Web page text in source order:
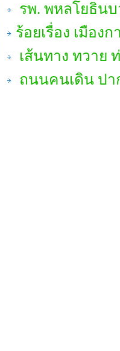
รพ. พหลโยธิน
ร้อยเรื่อง เมือง
เส้นทาง ทวาย
ถนนคนเดิน ปา